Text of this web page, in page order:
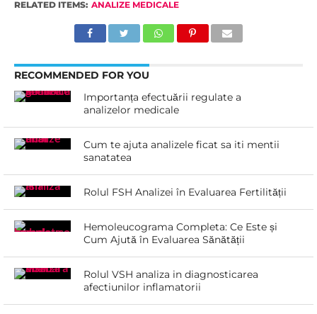
RELATED ITEMS: ANALIZE MEDICALE
RECOMMENDED FOR YOU
Importanța efectuării regulate a
analizelor medicale
Cum te ajuta analizele ficat sa iti mentii
sanatatea
Rolul FSH Analizei în Evaluarea Fertilității
Hemoleucograma Completa: Ce Este și
Cum Ajută în Evaluarea Sănătății
Rolul VSH analiza in diagnosticarea
afectiunilor inflamatorii